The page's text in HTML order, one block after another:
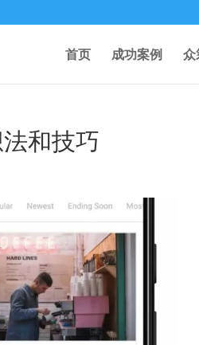
首页 成功案例 众
和技巧